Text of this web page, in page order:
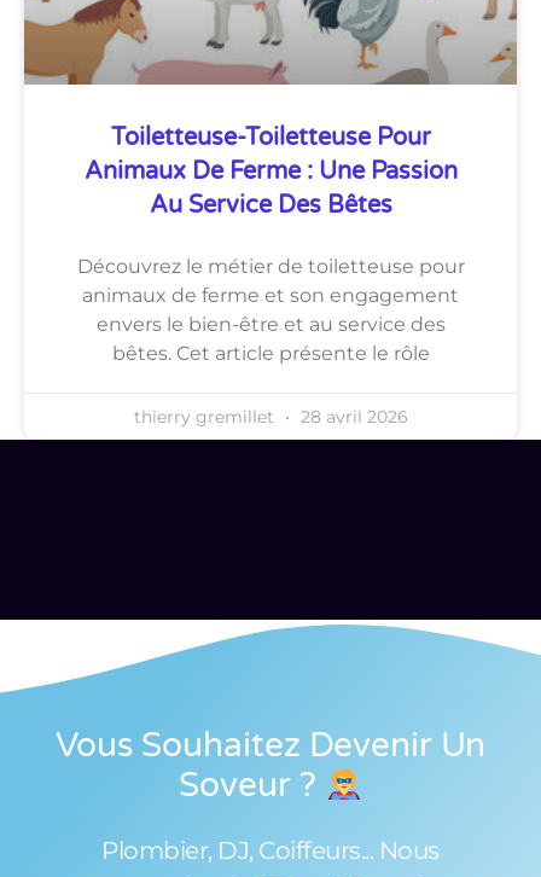
Toiletteuse-Toiletteuse Pour
Animaux De Ferme : Une Passion
Au Service Des Bêtes
Découvrez le métier de toiletteuse pour
animaux de ferme et son engagement
envers le bien-être et au service des
bêtes. Cet article présente le rôle
thierry gremillet 28 avril 2026
Vous Souhaitez Devenir Un
Soveur ?
Plombier, DJ, Coiffeurs... Nous